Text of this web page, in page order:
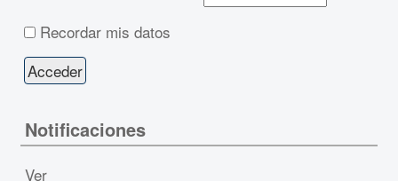
Recordar mis datos
Notificaciones
Ver